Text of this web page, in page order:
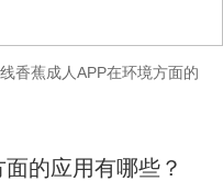
香蕉成人APP在环境方面的
的应用有哪些？